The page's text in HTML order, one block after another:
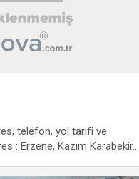
telefon, yol tarifi ve
: Erzene, Kazım Karabekir…